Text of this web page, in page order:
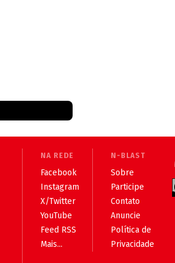
NA REDE
Facebook
Instagram
X/Twitter
YouTube
Feed RSS
Mais...
N-BLAST
Sobre
Participe
Contato
Anuncie
Política de
Privacidade